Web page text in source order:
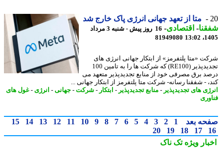
متا از تعهد جهانی انرژی پاک خارج شد
-اقتصادی-
16 روز پیش - شنبه 3 مرداد
81949080
«متا پلتفرمز» از ابتکار جهانی انرژی های
تجدیدپذیر (RE100) که شرکت ها را به تامین 100
برق مصرفی خود از منابع تجدیدپذیر متعهد می
- شفقنا رسانه- شرکت متا پلتفرمز از ابتکار جهانی ...
های تجدیدپذیر-منابع تجدیدپذیر-ابتکار -شرکت-جهانی-انرژی-غول های
بعد 1
2
3
4
5
6
7
8
9
10
11
12
13
14
15
17
18
19
20
ویژهتک ناک